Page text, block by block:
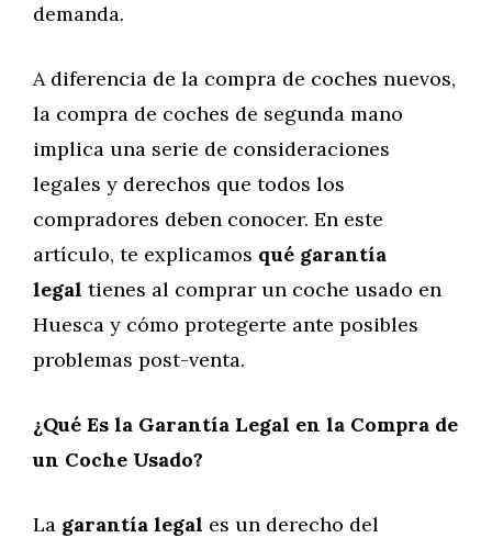
demanda.
A diferencia de la compra de coches nuevos,
la compra de coches de segunda mano
implica una serie de consideraciones
legales y derechos que todos los
compradores deben conocer. En este
artículo, te explicamos qué garantía
legal tienes al comprar un coche usado en
Huesca y cómo protegerte ante posibles
problemas post-venta.
¿Qué Es la Garantía Legal en la Compra de
un Coche Usado?
La garantía legal es un derecho del